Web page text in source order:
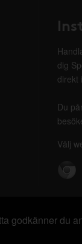
dig
direkt
Du
Välj
godkänner du